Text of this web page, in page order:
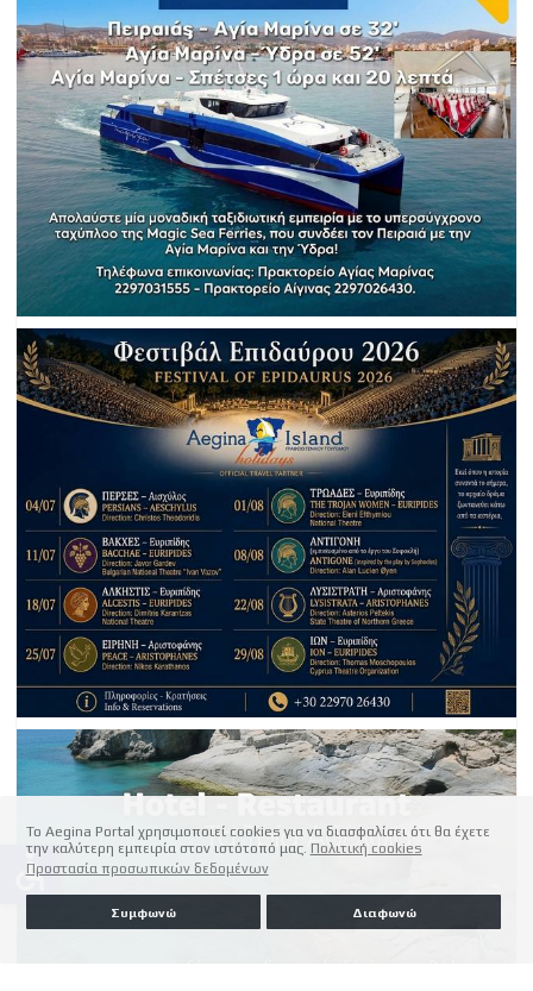
Το Aegina Portal χρησιμοποιεί cookies για να διασφαλίσει ότι θα έχετε
την καλύτερη εμπειρία στον ιστότοπό μας. Πολιτική cookies
Προστασία προσωπικών δεδομένων
Συμφωνώ Διαφωνώ
accessible